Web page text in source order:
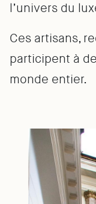
l’univers du
Ces artisans,
participent à
monde entier.